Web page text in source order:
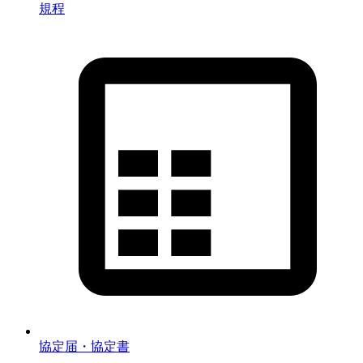
規程
協定届・協定書